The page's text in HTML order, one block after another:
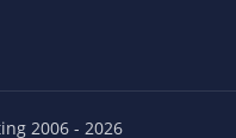
2006 - 2026